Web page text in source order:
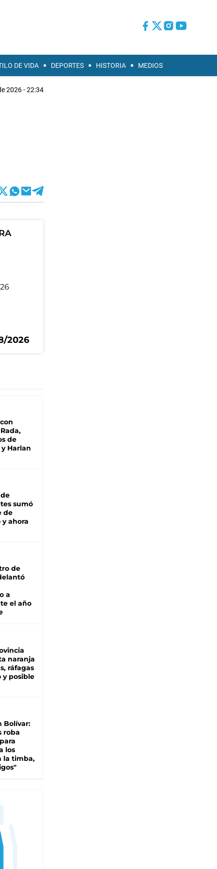
DE VIDA DEPORTES HISTORIA MEDIOS
2026 - 22:34
2026
de
Harlan
sumó
de
y ahora
de
a
el año
naranja
ráfagas
y posible
Bolívar:
roba
los
la timba,